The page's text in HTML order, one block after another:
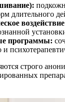
длительного
программы:
строго